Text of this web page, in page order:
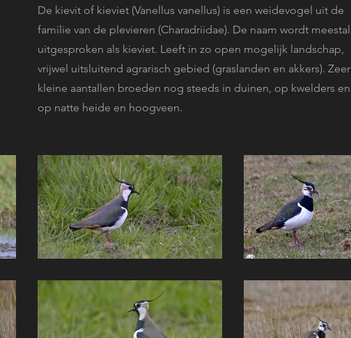
De kievit of kieviet (Vanellus vanellus) is een weidevogel uit de
familie van de plevieren (Charadriidae). De naam wordt meestal
uitgesproken als kieviet. Leeft in zo open mogelijk landschap,
vrijwel uitsluitend agrarisch gebied (graslanden en akkers). Zeer
kleine aantallen broeden nog steeds in duinen, op kwelders en
op natte heide en hoogveen.